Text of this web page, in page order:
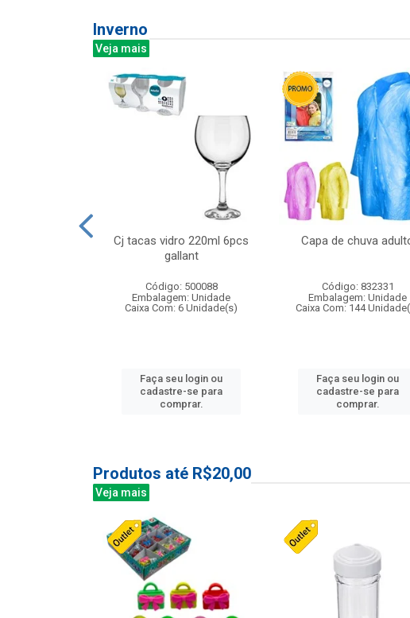
Inverno
Veja mais
Cj tacas vidro 220ml 6pcs
gallant
Código: 500088
Embalagem: Unidade
Caixa Com: 6 Unidade(s)
Faça seu login ou
cadastre-se para
comprar.
Capa de chuva
Código: 832331
Embalagem: Unidade
Caixa Com: 144
Faça seu login ou
cadastre-se para
comprar.
Produtos até R$20,00
Veja mais